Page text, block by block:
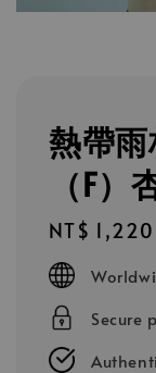
熱帶
（F）
Regular
price
NT$ 1,220
Secure